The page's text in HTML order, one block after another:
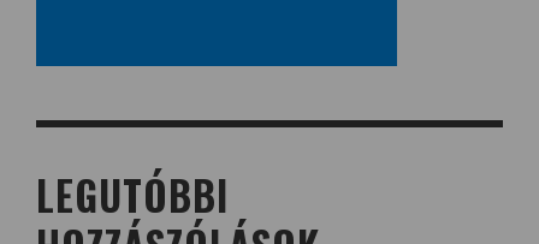
LEGUTÓBBI